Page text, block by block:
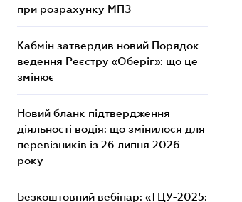
при розрахунку МПЗ
Кабмін затвердив новий Порядок
ведення Реєстру «Оберіг»: що це
змінює
Новий бланк підтвердження
діяльності водія: що змінилося для
перевізників із 26 липня 2026
року
Безкоштовний вебінар: «ТЦУ-2025: